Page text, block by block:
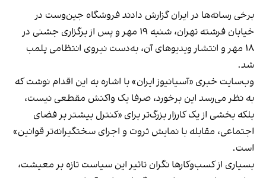
برخی رسانه‌ها در ایران گزارش دادند فروشگاه جین‌وست در
خیابان فرشته تهران، شنبه ۱۹ مهر و پس از برگزاری جشنی در
۱۸ مهر و انتشار ویدیوهای آن، به‌دست نیروی انتظامی پلمب
شد.
وب‌سایت خبری «آسیانیوز ایران» با اشاره به این اقدام نوشت که
به نظر می‌رسد این برخورد، صرفا یک واکنش مقطعی نیست،
بلکه بخشی از یک کارزار بزرگ‌تر برای «کنترل بیشتر بر فضای
اجتماعی، مقابله با نمایش ثروت و اجرای سختگیرانه‌تر قوانین»
است.
بسیاری از کسب‌وکارها نگران تاثیر این سیاست‌ تازه بر معیشت،